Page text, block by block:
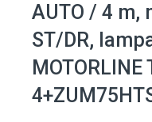
AUTO / 4 m,
ST/DR,
MOTORLINE